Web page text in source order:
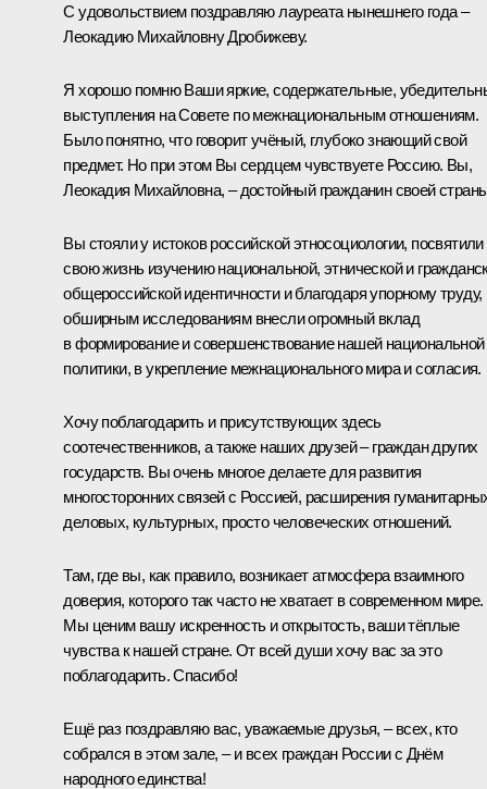
С удовольствием поздравляю лауреата нынешнего года –
Леокадию Михайловну Дробижеву.
Я хорошо помню Ваши яркие, содержательные,
выступления на Совете по межнациональным отношениям.
Было понятно, что говорит учёный, глубоко знающий свой
предмет. Но при этом Вы сердцем чувствуете Россию. Вы,
Леокадия Михайловна, – достойный гражданин своей
Вы стояли у истоков российской этносоциологии, посвятили
свою жизнь изучению национальной, этнической и
общероссийской идентичности и благодаря упорному труду,
обширным исследованиям внесли огромный вклад
в формирование и совершенствование нашей национальной
политики, в укрепление межнационального мира и согласия.
Хочу поблагодарить и присутствующих здесь
соотечественников, а также наших друзей – граждан других
государств. Вы очень многое делаете для развития
многосторонних связей с Россией, расширения
деловых, культурных, просто человеческих отношений.
Там, где вы, как правило, возникает атмосфера взаимного
доверия, которого так часто не хватает в современном мире.
Мы ценим вашу искренность и открытость, ваши тёплые
чувства к нашей стране. От всей души хочу вас за это
поблагодарить. Спасибо!
Ещё раз поздравляю вас, уважаемые друзья, – всех, кто
собрался в этом зале, – и всех граждан России с Днём
народного единства!